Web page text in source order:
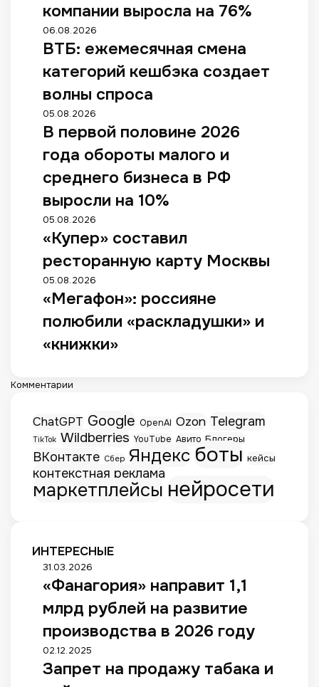
компании выросла на 76%
06.08.2026
ВТБ: ежемесячная смена
категорий кешбэка создает
волны спроса
05.08.2026
В первой половине 2026
года обороты малого и
среднего бизнеса в РФ
выросли на 10%
05.08.2026
«Купер» составил
ресторанную карту Москвы
05.08.2026
«Мегафон»: россияне
полюбили «раскладушки» и
«книжки»
Комментарии
ChatGPT Google OpenAI Ozon Telegram
TikTok Wildberries YouTube Авито Блогеры
ВКонтакте Сбер Яндекс боты кейсы
контекстная реклама
маркетплейсы нейросети
ИНТЕРЕСНЫЕ
«
Ф
н
а
о
р
31.03.2026
«Фанагория» направит 1,1
млрд рублей на развитие
производства в 2026 году
З
а
02.12.2025
Запрет на продажу табака и